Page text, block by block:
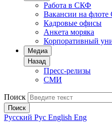
Работа в СКФ
Вакансии на
Кадровые офисы
Анкета моряка
Корпоративный
Медиа
Назад
Пресс-релизы
СМИ
Поиск
Поиск
Русский Рус English Eng